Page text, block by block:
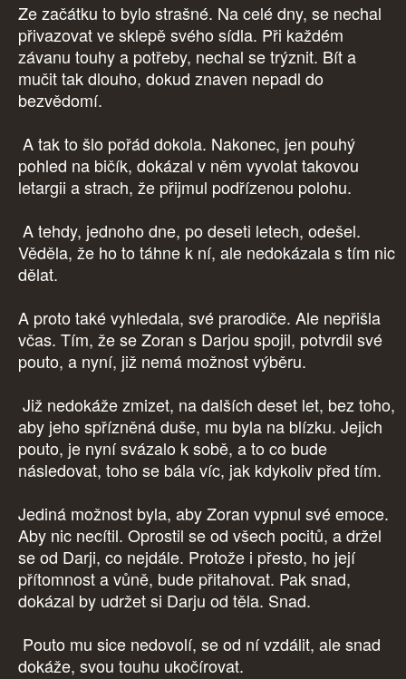
Ze začátku to bylo strašné. Na celé dny, se nechal
přivazovat ve sklepě svého sídla. Při každém
závanu touhy a potřeby, nechal se trýznit. Bít a
mučit tak dlouho, dokud znaven nepadl do
bezvědomí.
A tak to šlo pořád dokola. Nakonec, jen pouhý
pohled na bičík, dokázal v něm vyvolat takovou
letargii a strach, že přijmul podřízenou polohu.
A tehdy, jednoho dne, po deseti letech, odešel.
Věděla, že ho to táhne k ní, ale nedokázala s tím nic
dělat.
A proto také vyhledala, své prarodiče. Ale nepřišla
včas. Tím, že se Zoran s Darjou spojil, potvrdil své
pouto, a nyní, již nemá možnost výběru.
Již nedokáže zmizet, na dalších deset let, bez toho,
aby jeho spřízněná duše, mu byla na blízku. Jejich
pouto, je nyní svázalo k sobě, a to co bude
následovat, toho se bála víc, jak kdykoliv před tím.
Jediná možnost byla, aby Zoran vypnul své emoce.
Aby nic necítil. Oprostil se od všech pocitů, a držel
se od Darji, co nejdále. Protože i přesto, ho její
přítomnost a vůně, bude přitahovat. Pak snad,
dokázal by udržet si Darju od těla. Snad.
Pouto mu sice nedovolí, se od ní vzdálit, ale snad
dokáže, svou touhu ukočírovat.